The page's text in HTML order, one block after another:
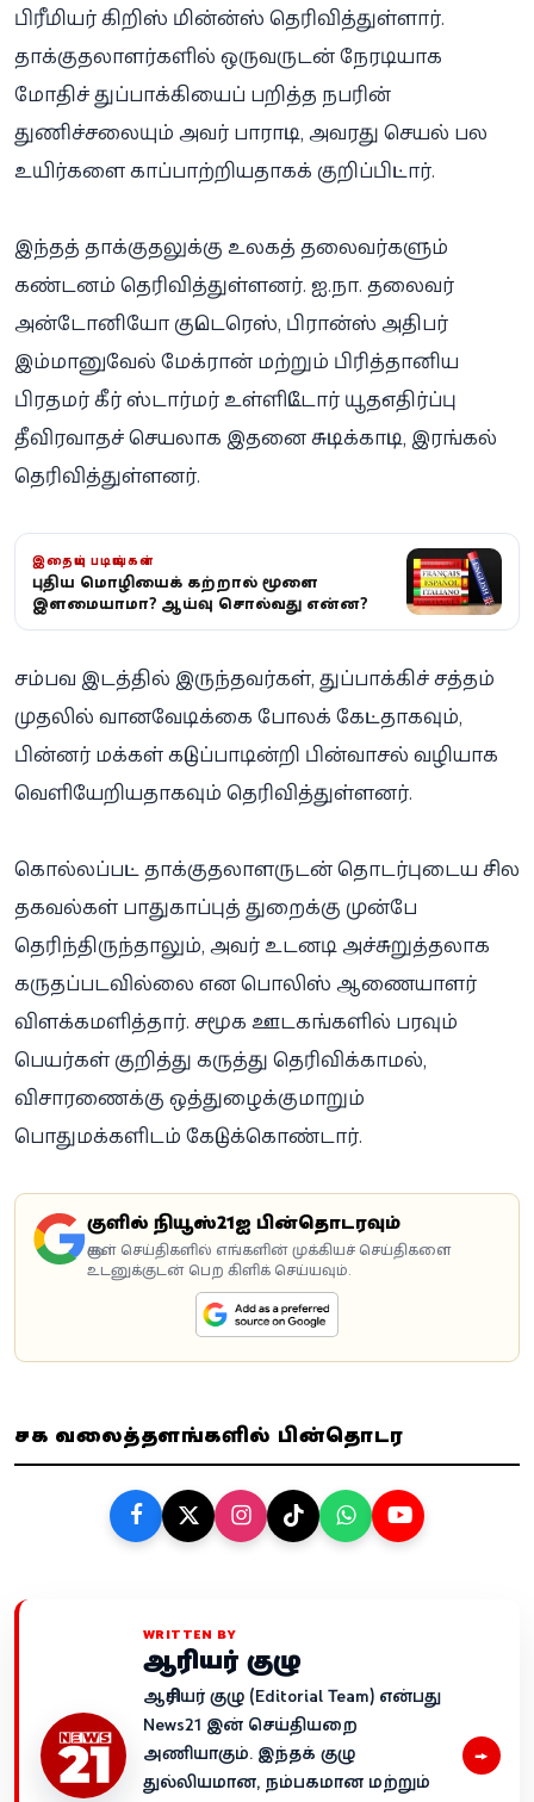
பிரீமியர் கிறிஸ் மின்ன்ஸ் தெரிவித்துள்ளார்.
தாக்குதலாளர்களில் ஒருவருடன் நேரடியாக
மோதிச் துப்பாக்கியைப் பறித்த நபரின்
துணிச்சலையும் அவர் பாராட்டி, அவரது செயல் பல
உயிர்களை காப்பாற்றியதாகக் குறிப்பிட்டார்.
இந்தத் தாக்குதலுக்கு உலகத் தலைவர்களும்
கண்டனம் தெரிவித்துள்ளனர். ஐ.நா. தலைவர்
அன்டோனியோ குட்டெரெஸ், பிரான்ஸ் அதிபர்
இம்மானுவேல் மேக்ரான் மற்றும் பிரித்தானிய
பிரதமர் கீர் ஸ்டார்மர் உள்ளிட்டோர் யூத-எதிர்ப்பு
தீவிரவாதச் செயலாக இதனை சுட்டிக்காட்டி, இரங்கல்
தெரிவித்துள்ளனர்.
இதையும் படியுங்கள்
புதிய மொழியைக் கற்றால் மூளை
இளமையாகுமா? ஆய்வு சொல்வது என்ன?
சம்பவ இடத்தில் இருந்தவர்கள், துப்பாக்கிச் சத்தம்
முதலில் வானவேடிக்கை போலக் கேட்டதாகவும்,
பின்னர் மக்கள் கட்டுப்பாடின்றி பின்வாசல் வழியாக
வெளியேறியதாகவும் தெரிவித்துள்ளனர்.
கொல்லப்பட்ட தாக்குதலாளருடன் தொடர்புடைய சில
தகவல்கள் பாதுகாப்புத் துறைக்கு முன்பே
தெரிந்திருந்தாலும், அவர் உடனடி அச்சுறுத்தலாக
கருதப்படவில்லை என பொலிஸ் ஆணையாளர்
விளக்கமளித்தார். சமூக ஊடகங்களில் பரவும்
பெயர்கள் குறித்து கருத்து தெரிவிக்காமல்,
விசாரணைக்கு ஒத்துழைக்குமாறும்
பொதுமக்களிடம் கேட்டுக்கொண்டார்.
கூகுளில் நியூஸ்21ஐ பின்தொடரவும்
கூகுள் செய்திகளில் எங்களின் முக்கியச் செய்திகளை
உடனுக்குடன் பெற கிளிக் செய்யவும்.
சமூக வலைத்தளங்களில் பின்தொடர
WRITTEN BY
ஆசிரியர் குழு
ஆசிரியர் குழு (Editorial Team) என்பது
News21 இன் செய்தியறை
அணியாகும். இந்தக் குழு
துல்லியமான, நம்பகமான மற்றும்
→